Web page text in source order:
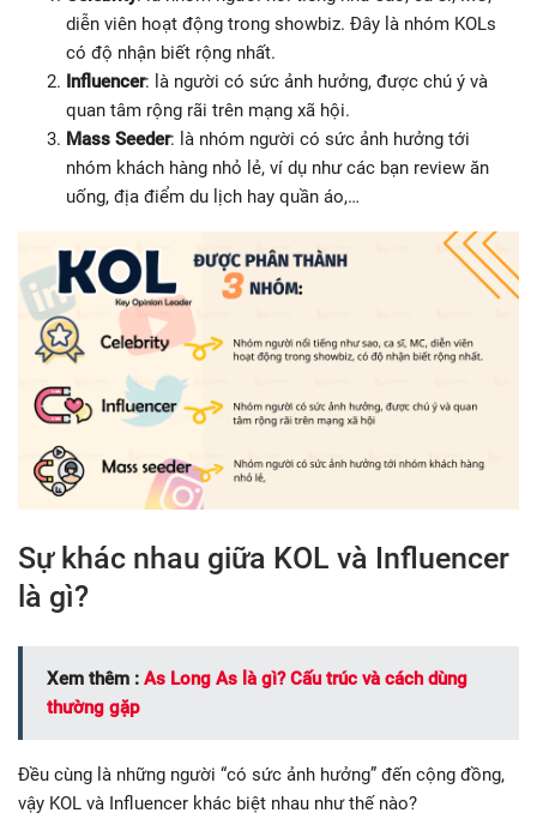
diễn viên hoạt động trong showbiz. Đây là nhóm KOLs
có độ nhận biết rộng nhất.
Influencer: là người có sức ảnh hưởng, được chú ý và
quan tâm rộng rãi trên mạng xã hội.
Mass Seeder: là nhóm người có sức ảnh hưởng tới
nhóm khách hàng nhỏ lẻ, ví dụ như các bạn review ăn
uống, địa điểm du lịch hay quần áo,…
Sự khác nhau giữa KOL và Influencer
là gì?
Xem thêm : As Long As là gì? Cấu trúc và cách dùng
thường gặp
Đều cùng là những người “có sức ảnh hưởng” đến cộng đồng,
vậy KOL và Influencer khác biệt nhau như thế nào?